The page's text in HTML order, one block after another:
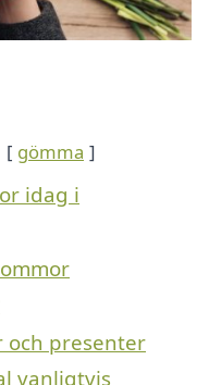
gömma
idag i
och presenter
vanligtvis